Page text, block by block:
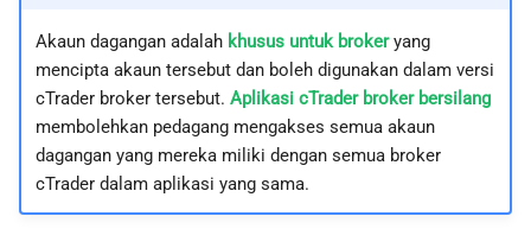
Akaun dagangan adalah khusus untuk brokeryang
mencipta akaun tersebut dan boleh digunakan dalam versi
cTrader broker tersebut. Aplikasi cTrader broker bersilang
membolehkan pedagang mengakses semua akaun
dagangan yang mereka miliki dengan semua broker
cTrader dalam aplikasi yang sama.